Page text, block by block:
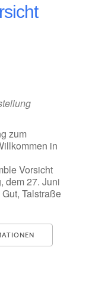
zum
in
Vorsicht
dem 27. Juni
Talstraße